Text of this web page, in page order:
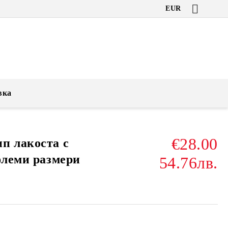
EUR
лакоста с
размери
€28.00
54.76лв.